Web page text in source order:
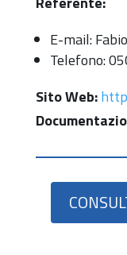
E-mail:
Telefono:
Sito Web: